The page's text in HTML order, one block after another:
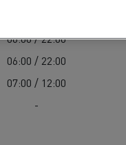
06:00 / 22:00
06:00 / 22:00
07:00 / 12:00
-